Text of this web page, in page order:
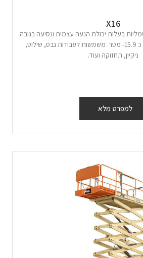
X16
בעלות יכולת הנעה עצמית ונסיעה בגובה.
גובה עבודה של במה זו כ 15.9- מטר. משמשות לעבודות גבס, שילוט,
ניקיון, תחזוקה ועוד.
למפרט מלא